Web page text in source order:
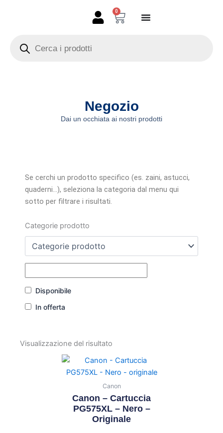
0
Carrello
search
Negozio
Dai un occhiata ai nostri prodotti
Se cerchi un prodotto specifico (es. zaini, astucci,
quaderni…), seleziona la categoria dal menu qui
sotto per filtrare i risultati.
Categorie prodotto
Disponibile
In offerta
Visualizzazione del risultato
Canon
Canon – Cartuccia
PG575XL – Nero –
Originale